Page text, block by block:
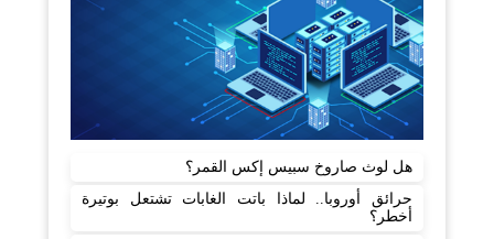
هل لوث صاروخ سبيس إكس القمر؟
حرائق أوروبا.. لماذا باتت الغابات تشتعل بوتيرة
أخطر؟